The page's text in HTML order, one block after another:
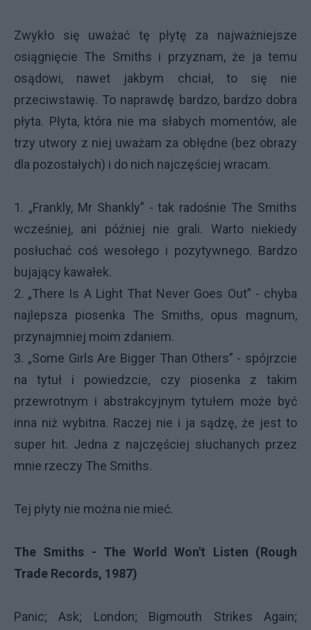
Zwykło się uważać tę płytę za najważniejsze
osiągnięcie The Smiths i przyznam, że ja temu
osądowi, nawet jakbym chciał, to się nie
przeciwstawię. To naprawdę bardzo, bardzo dobra
płyta. Płyta, która nie ma słabych momentów, ale
trzy utwory z niej uważam za obłędne (bez obrazy
dla pozostałych) i do nich najczęściej wracam.
1. „Frankly, Mr Shankly” - tak radośnie The Smiths
wcześniej, ani później nie grali. Warto niekiedy
posłuchać coś wesołego i pozytywnego. Bardzo
bujający kawałek.
2. „There Is A Light That Never Goes Out” - chyba
najlepsza piosenka The Smiths, opus magnum,
przynajmniej moim zdaniem.
3. „Some Girls Are Bigger Than Others” - spójrzcie
na tytuł i powiedzcie, czy piosenka z takim
przewrotnym i abstrakcyjnym tytułem może być
inna niż wybitna. Raczej nie i ja sądzę, że jest to
super hit. Jedna z najczęściej słuchanych przez
mnie rzeczy The Smiths.
Tej płyty nie można nie mieć.
The Smiths - The World Won't Listen (Rough
Trade Records, 1987)
Panic; Ask; London; Bigmouth Strikes Again;